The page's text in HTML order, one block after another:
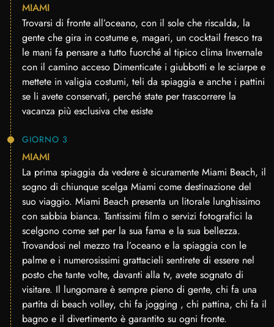
MIAMI
Trovarsi di fronte all’oceano, con il sole che riscalda, la
gente che gira in costume e, magari, un cocktail fresco tra
le mani fa pensare a tutto fuorché al tipico clima Invernale
con il camino acceso Dimenticate i giubbotti e le sciarpe e
mettete in valigia costumi, teli da spiaggia e anche i pattini
se li avete conservati, perché state per trascorrere la
vacanza più esclusiva che esiste
GIORNO 3
MIAMI
La prima spiaggia da vedere è sicuramente Miami Beach, il
sogno di chiunque scelga Miami come destinazione del
suo viaggio. Miami Beach presenta un litorale lunghissimo
con sabbia bianca. Tantissimi film o servizi fotografici la
scelgono come set per la sua fama e la sua bellezza.
Trovandosi nel mezzo tra l’oceano e la spiaggia con le
palme e i numerosissimi grattacieli sentirete di essere nel
posto che tante volte, davanti alla tv, avete sognato di
visitare. Il lungomare è sempre pieno di gente, chi fa una
partita di beach volley, chi fa jogging , chi pattina, chi fa il
bagno e il divertimento è garantito su ogni fronte.